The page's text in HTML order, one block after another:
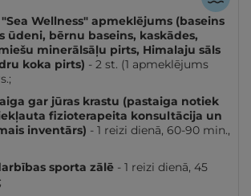
Wellness" apmeklējums (baseins
ūdeni, bērnu baseins, kaskādes,
minerālsāļu pirts, Himalaju sāls
koka pirts) - 2 st. (1 apmeklējums
gar jūras krastu (pastaiga notiek
fizioterapeita konsultācija un
inventārs) - 1 reizi dienā, 60-90 min.,
sporta zālē - 1 reizi dienā, 45